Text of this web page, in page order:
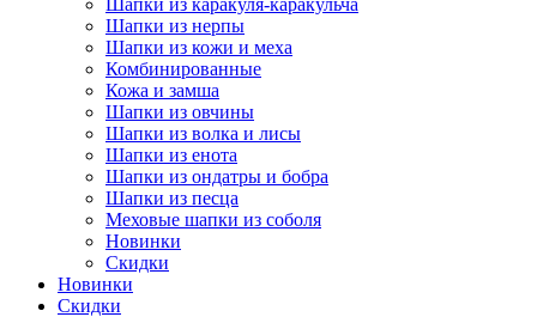
Шапки из каракуля-каракульча
Шапки из нерпы
Шапки из кожи и меха
Комбинированные
Кожа и замша
Шапки из овчины
Шапки из волка и лисы
Шапки из енота
Шапки из ондатры и бобра
Шапки из песца
Меховые шапки из соболя
Новинки
Скидки
Новинки
Скидки